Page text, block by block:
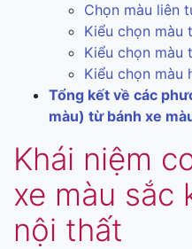
Chọn màu liên
Kiểu chọn màu
Kiểu chọn màu
Kiểu chọn màu
Tổng kết về các
màu) từ bánh xe
Khái niệm
xe màu sắc
nội thất